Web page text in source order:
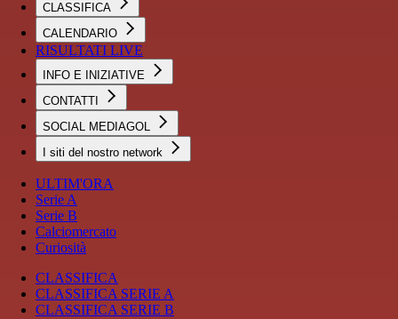
CLASSIFICA
CALENDARIO
RISULTATI LIVE
INFO E INIZIATIVE
CONTATTI
SOCIAL MEDIAGOL
I siti del nostro network
ULTIM'ORA
Serie A
Serie B
Calciomercato
Curiosità
CLASSIFICA
CLASSIFICA SERIE A
CLASSIFICA SERIE B